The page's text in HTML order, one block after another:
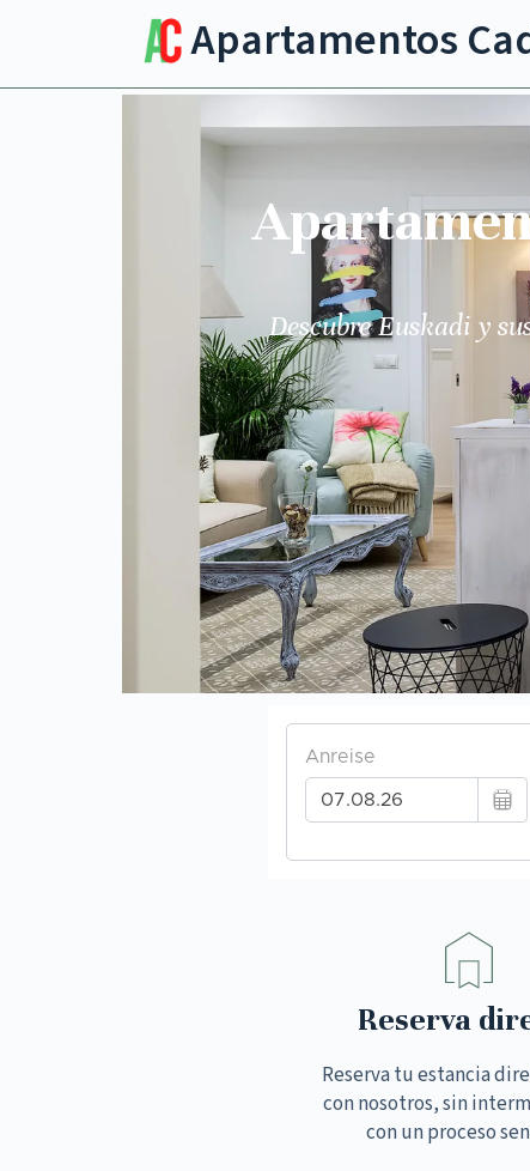
Apartamentos
Descubre Euskadi y
Reserva
Reserva tu estancia
con nosotros, sin
con un proceso